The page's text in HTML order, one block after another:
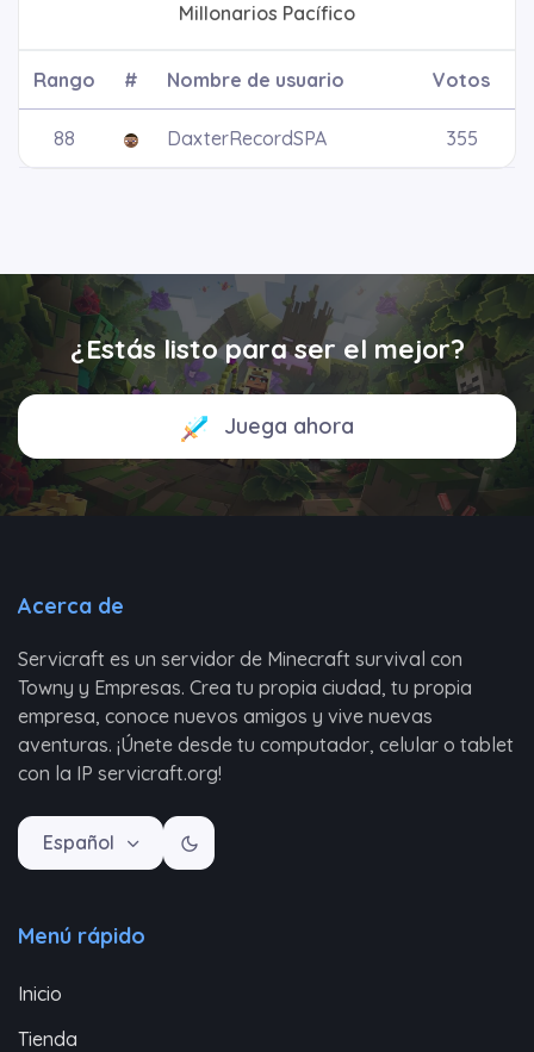
Millonarios Pacífico
Rango # Nombre de usuario Votos
88 DaxterRecordSPA 355
¿Estás listo para ser el mejor?
Juega ahora
Acerca de
Servicraft es un servidor de Minecraft survival con
Towny y Empresas. Crea tu propia ciudad, tu propia
empresa, conoce nuevos amigos y vive nuevas
aventuras. ¡Únete desde tu computador, celular o tablet
con la IP servicraft.org!
Español
Menú rápido
Inicio
Tienda